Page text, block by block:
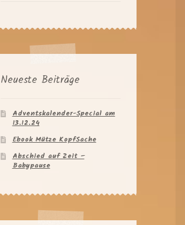
Neueste Beiträge
Adventskalender-Special am
13.12.24
Ebook Mütze KopfSache
Abschied auf Zeit –
Babypause